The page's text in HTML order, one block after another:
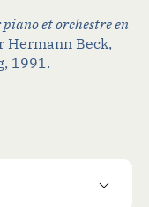
et orchestre en
Hermann Beck,
1991.